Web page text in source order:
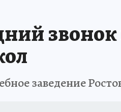
заведение